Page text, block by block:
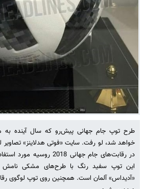
طرح توپ جام جهانی پیش‌رو که سال آینده به
خواهد شد، لو رفت. سایت «فوتی هدلاینز» تصاویر
در رقابت‌های جام جهانی 2018
این توپ سفید رنگ با طرح‌های مشکی‌ نامش